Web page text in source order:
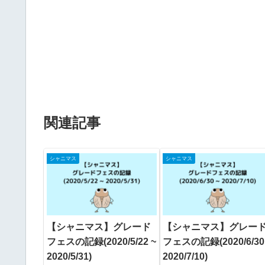
関連記事
シャニマス
【シャニマス】グレード
フェスの記録(2020/5/22 ~
2020/5/31)
シャニマス
【シャニマス】グレー
フェスの記録(2020/6/
2020/7/10)